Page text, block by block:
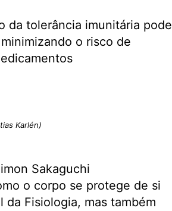
da tolerância imunitária pode
o risco de
Karlén)
Sakaguchi
o corpo se protege de si
da Fisiologia, mas também